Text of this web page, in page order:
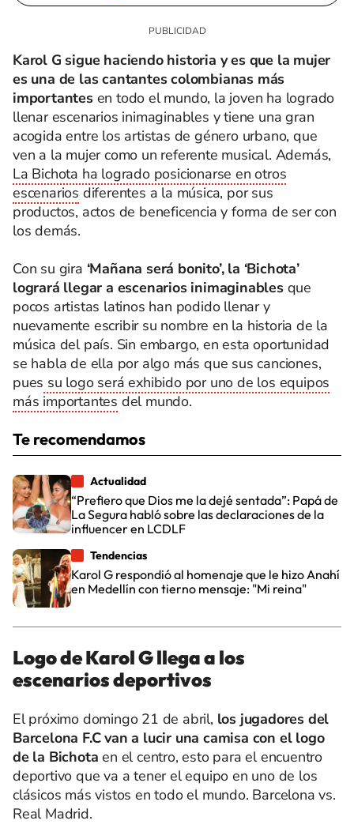
Karol G sigue haciendo historia y es que la mujer
es una de las cantantes colombianas más
importantes en todo el mundo, la joven ha logrado
llenar escenarios inimaginables y tiene una gran
acogida entre los artistas de género urbano, que
ven a la mujer como un referente musical. Además,
La Bichota ha logrado posicionarse en otros
escenarios diferentes a la música, por sus
productos, actos de beneficencia y forma de ser con
los demás.
Con su gira ‘Mañana será bonito’, la ‘Bichota’
logrará llegar a escenarios inimaginables que
pocos artistas latinos han podido llenar y
nuevamente escribir su nombre en la historia de la
música del país. Sin embargo, en esta oportunidad
se habla de ella por algo más que sus canciones,
pues su logo será exhibido por uno de los equipos
más importantes del mundo.
Te recomendamos
Actualidad
“Prefiero que Dios me la dejé sentada”: Papá de
La Segura habló sobre las declaraciones de la
influencer en LCDLF
Tendencias
Karol G respondió al homenaje que le hizo Anahí
en Medellín con tierno mensaje: "Mi reina"
Logo de Karol G llega a los
escenarios deportivos
El próximo domingo 21 de abril, los jugadores del
Barcelona F.C van a lucir una camisa con el logo
de la Bichota en el centro, esto para el encuentro
deportivo que va a tener el equipo en uno de los
clásicos más vistos en todo el mundo. Barcelona vs.
Real Madrid.